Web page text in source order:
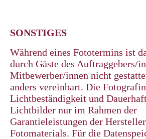
SONSTIGES
Während eines Fototermins ist
durch Gäste des Auftraggebers/
Mitbewerber/innen nicht
anders vereinbart. Die
Lichtbeständigkeit und
Lichtbilder nur im Rahmen der
Garantieleistungen der
Fotomaterials. Für die